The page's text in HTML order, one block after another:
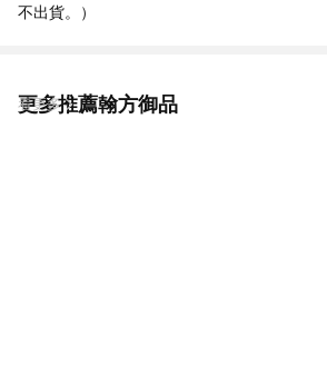
不出貨。）
更多推薦翰方御品
看更多